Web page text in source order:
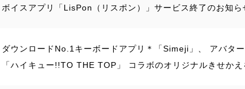
ボイスアプリ「LisPon（リスポン）」サービス終了のお知ら
ダウンロードNo.1キーボードアプリ＊「Simeji」、 アバタ
「ハイキュー!!TO THE TOP」 コラボのオリジナルきせかえ